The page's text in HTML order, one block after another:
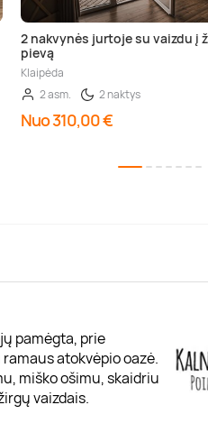
2 nakvynės jurtoje su vaizdu į
pievą
Klaipėda
2 asm.
2 naktys
Nuo 310,00 €
pamėgta, prie
atokvėpio oazė.
miško ošimu, skaidriu
vaizdais.